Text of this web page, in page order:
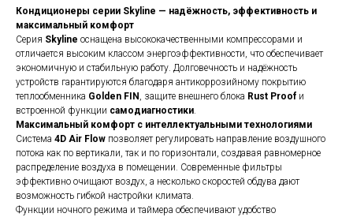
Кондиционеры серии Skyline — надёжность, эффективность и
максимальный комфорт
Серия Skyline оснащена высококачественными компрессорами и
отличается высоким классом энергоэффективности, что обеспечивает
экономичную и стабильную работу. Долговечность и надёжность
устройств гарантируются благодаря антикоррозийному покрытию
теплообменника Golden FIN , защите внешнего блока Rust Proof и
встроенной функции самодиагностики.
Максимальный комфорт с интеллектуальными технологиями
Система 4D Air Flow позволяет регулировать направление воздушного
потока как по вертикали, так и по горизонтали, создавая равномерное
распределение воздуха в помещении. Современные фильтры
эффективно очищают воздух, а несколько скоростей обдува дают
возможность гибкой настройки климата.
Функции ночного режима и таймера обеспечивают удобство